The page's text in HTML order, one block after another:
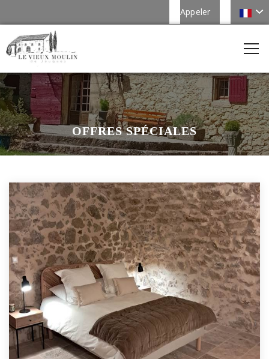
Appeler
OFFRES SPÉCIALES